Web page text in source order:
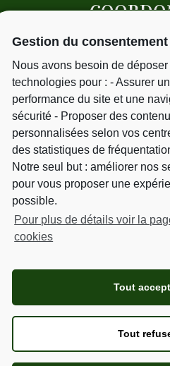
15 avenue
31220 -
Tél.
06 09
Votre adresse de
utilisée pour vous
désabonnement
Pour en savoir plus,
Gestion du
Nous avons besoin de
technologies pour : - Assurer
performance du site et une
sécurité - Proposer des
personnalisées selon vos
des statistiques de
Notre seul but : améliorer nos
pour vous proposer une
possible.
Pour plus de détails voir la
cookies
Tout
Tout